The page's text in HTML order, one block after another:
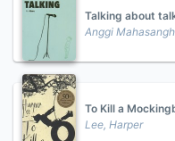
Talking about
Anggi
To Kill a
Lee, Harper